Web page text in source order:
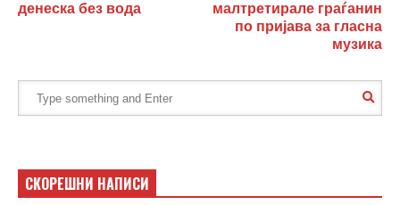
денеска без вода
малтретирале граѓанин
по пријава за гласна
музика
СКОРЕШНИ НАПИСИ